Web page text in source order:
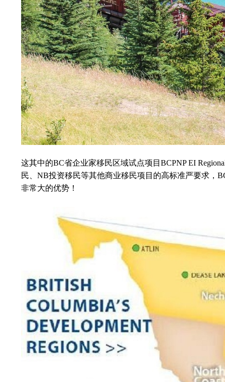
这其中的BC省企业家移民区域试点项目BCPNP EI
民、NB投资移民等其他商业移民项目的高标准严要求，
非常大的优势！